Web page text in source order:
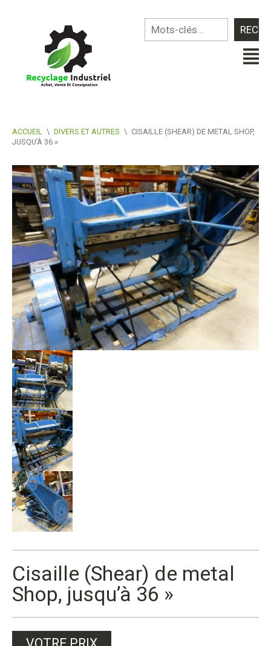
ACCUEIL \ DIVERS ET AUTRES \ CISAILLE (SHEAR) DE METAL SHOP,
JUSQU’À 36 »
Cisaille (Shear) de metal
Shop, jusqu’à 36 »